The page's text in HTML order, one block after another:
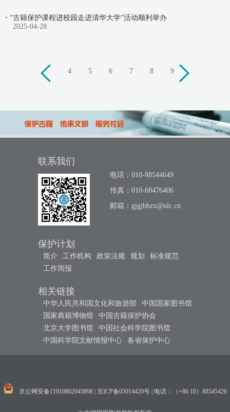
· “古籍保护课程进校园走进清华大学”活动顺利举办
2025-04-28
上
4 5 6 7 8 9
下
联系我们
电话：010-88544649
传真：010-68476406
邮箱： gjgjbhzx@nlc.cn
保护计划
简介 工作机构 政策法规 规划
标准规范
工作简报
相关链接
中华人民共和国文化和旅游部
中国国家图书馆
国家典籍博物馆
中国古籍保护协会
北京大学图书馆
中国社会科学院图书馆
中国科学院文献情报中心
各省保护中心
京公网安备11010802043898 | 京ICP备05014420号 | 电话：（+86 10）88545426